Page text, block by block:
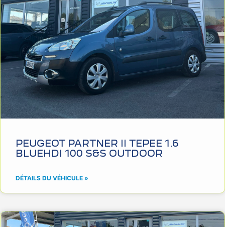
PEUGEOT PARTNER II TEPEE 1.6
BLUEHDI 100 S&S OUTDOOR
DÉTAILS DU VÉHICULE »